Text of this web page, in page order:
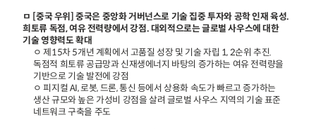
ㅁ [중국 우위] 중국은 중앙화 거버넌스로 기술 집중 투자와 공학 인재 육성.
희토류 독점, 여유 전력량에서 강점. 대외적으로는 글로벌 사우스에 대한
기술 영향력도 확대
ㅇ 제15차 5개년 계획에서 고품질 성장 및 기술 자립 1, 2순위 추진.
독점적 희토류 공급망과 신재생에너지 바탕의 증가하는 여유 전력량을
기반으로 기술 발전에 강점
ㅇ 피지컬 AI, 로봇, 드론, 통신 등에서 상용화 속도가 빠르고 증가하는
생산 규모와 높은 가성비 강점을 살려 글로벌 사우스 지역의 기술 표준
네트워크 구축을 주도